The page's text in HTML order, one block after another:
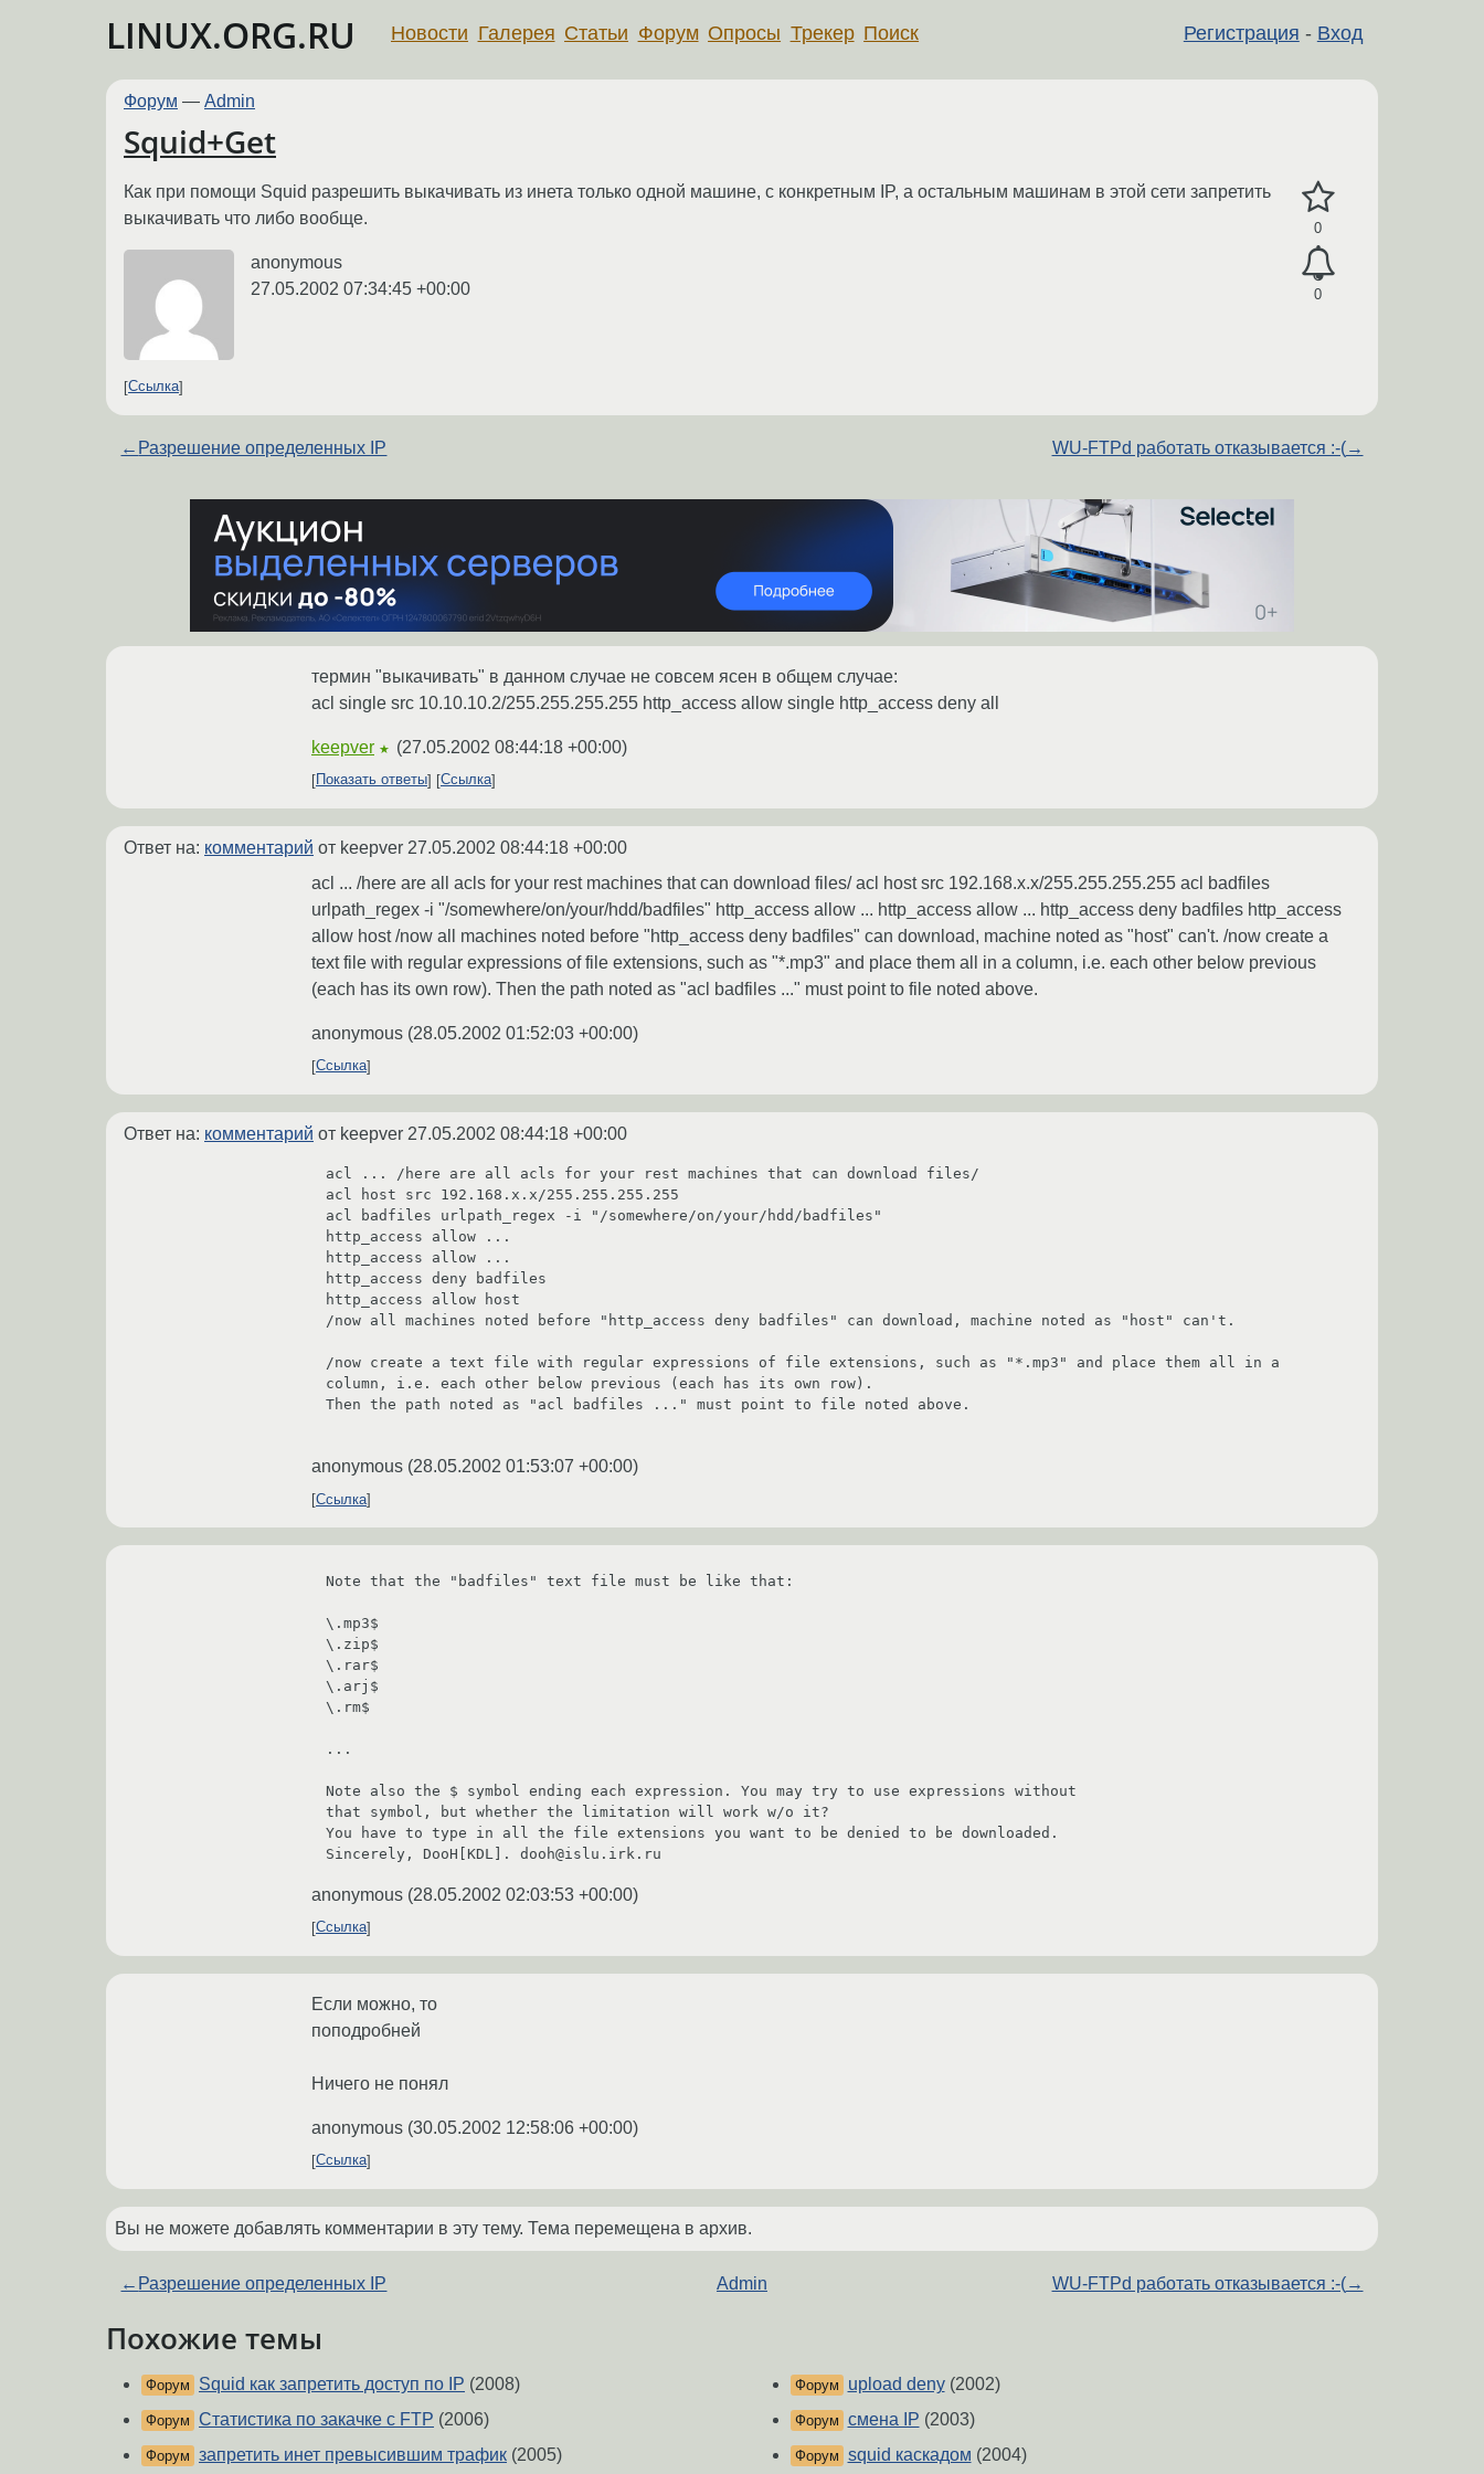
LINUX.ORG.RU Регистрация - Вход
Новости Галерея Статьи Форум Опросы Трекер Поиск
Форум — Admin
Squid+Get
0
0
Как при помощи Squid разрешить выкачивать из инета только одной машине, с конкретным IP, а остальным машинам в этой сети запретить
выкачивать что либо вообще.
anonymous
27.05.2002 07:34:45 +00:00
Ссылка
← Разрешение определенных IP WU-FTPd работать отказывается :-(→
термин "выкачивать" в данном случае не совсем ясен в общем случае:
acl single src 10.10.10.2/255.255.255.255 http_access allow single http_access deny all
keepver ★ (27.05.2002 08:44:18 +00:00)
Показать ответы Ссылка
Ответ на: комментарий от keepver 27.05.2002 08:44:18 +00:00
acl ... /here are all acls for your rest machines that can download files/ acl host src 192.168.x.x/255.255.255.255 acl badfiles
urlpath_regex -i "/somewhere/on/your/hdd/badfiles" http_access allow ... http_access allow ... http_access deny badfiles http_access
allow host /now all machines noted before "http_access deny badfiles" can download, machine noted as "host" can't. /now create a
text file with regular expressions of file extensions, such as "*.mp3" and place them all in a column, i.e. each other below previous
(each has its own row). Then the path noted as "acl badfiles ..." must point to file noted above.
anonymous (28.05.2002 01:52:03 +00:00)
Ссылка
Ответ на: комментарий от keepver 27.05.2002 08:44:18 +00:00
acl ... /here are all acls for your rest machines that can download files/
acl host src 192.168.x.x/255.255.255.255
acl badfiles urlpath_regex -i "/somewhere/on/your/hdd/badfiles"
http_access allow ...
http_access allow ...
http_access deny badfiles
http_access allow host
/now all machines noted before "http_access deny badfiles" can download, machine noted as "host" can't.
/now create a text file with regular expressions of file extensions, such as "*.mp3" and place them all in a
column, i.e. each other below previous (each has its own row).
Then the path noted as "acl badfiles ..." must point to file noted above.
anonymous (28.05.2002 01:53:07 +00:00)
Ссылка
Note that the "badfiles" text file must be like that:
\.mp3$
\.zip$
\.rar$
\.arj$
\.rm$
...
Note also the $ symbol ending each expression. You may try to use expressions without
that symbol, but whether the limitation will work w/o it?
You have to type in all the file extensions you want to be denied to be downloaded.
Sincerely, DooH[KDL]. dooh@islu.irk.ru
anonymous (28.05.2002 02:03:53 +00:00)
Ссылка
Если можно, то
поподробней
Ничего не понял
anonymous (30.05.2002 12:58:06 +00:00)
Ссылка
Вы не можете добавлять комментарии в эту тему. Тема перемещена в архив.
← Разрешение определенных IP Admin WU-FTPd работать отказывается :-(→
Похожие темы
Форум Squid как запретить доступ по IP (2008)
Форум Статистика по закачке с FTP (2006)
Форум запретить инет превысившим трафик (2005)
Форум upload deny(2002)
Форум смена IP (2003)
Форум squid каскадом (2004)